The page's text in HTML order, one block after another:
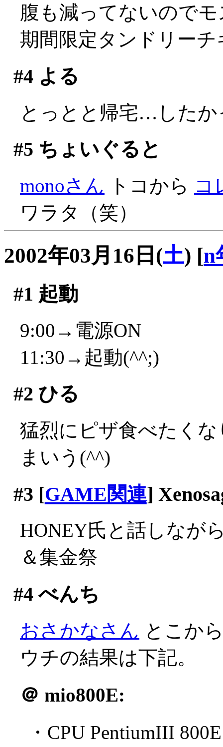
腹も減ってないのでモ
期間限定タンドリー
#4よる
とっとと帰宅…したか
#5 ちょいぐると
monoさん トコから コ
ワラタ（笑）
2002年03月16日(土) [n
#1 起動
9:00→電源ON
11:30→起動(^^;)
#2 ひる
猛烈にピザ食べたく
まいう(^^)
#3 [GAME関連]
HONEY氏と話しなが
＆集金祭
#4べんち
おさかなさん とこか
ウチの結果は下記。
＠ mio800E:
・CPU PentiumIII 800E